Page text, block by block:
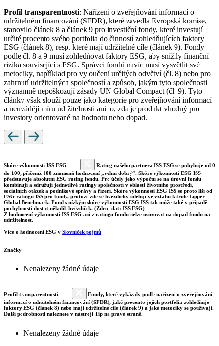
Profil transparentnosti: Nařízení o zveřejňování informací o
udržitelném financování (SFDR), které zavedla Evropská komise,
stanovilo článek 8 a článek 9 pro investiční fondy, které investují
určité procento svého portfolia do činností zohledňujících faktory
ESG (článek 8), resp. které mají udržitelné cíle (článek 9). Fondy
podle čl. 8 a 9 musí zohledňovat faktory ESG, aby snížily finanční
rizika související s ESG. Správci fondů navíc musí vysvětlit své
metodiky, například pro vyloučení určitých odvětví (čl. 8) nebo pro
zahrnutí udržitelných společností a způsob, jakým tyto společnosti
významně nepoškozují zásady UN Global Compact (čl. 9). Tyto
články však slouží pouze jako kategorie pro zveřejňování informací
a neuvádějí míru udržitelnosti ani to, zda je produkt vhodný pro
investory orientované na hodnotu nebo dopad.
Skóre výkonnosti ISS ESG
Rating našeho partnera ISS ESG se pohybuje od 0
do 100, přičemž 100 znamená hodnocení „velmi dobrý“. Skóre výkonnosti ESG ISS
představuje absolutní ESG rating fondu. Pro účely jeho výpočtu se na úrovni fondu
kombinují a sdružují jednotlivé ratingy společností v oblasti životního prostředí,
sociálních otázek a podnikové správy a řízení. Skóre výkonnosti ESG ISS se proto liší od
ESG ratingu ISS pro fondy, protože zde se hvězdičky udělují ve vztahu k třídě Lipper
Global Benchmark. Fond s nízkým skóre výkonnosti ESG ISS tak může také v případě
pochybností dostat několik hvězdiček. (Zdroj dat: ISS ESG)
Z hodnocení výkonnosti ISS ESG ani z ratingu fondu nelze usuzovat na dopad fondu na
udržitelnost.
Více o hodnocení ESG v Slovníček pojmů
Značky
Nenalezeny žádné údaje
Profil transparentnosti
Fondy, které vykázaly podle nařízení o zveřejňování
informací o udržitelném financování (SFDR), jaké procento jejich portfolia zohledňuje
faktory ESG (článek 8) nebo mají udržitelné cíle (článek 9) a jaké metodiky se používají.
Další podrobnosti naleznete v nástroji Tip na pravé straně.
Nenalezeny žádné údaje